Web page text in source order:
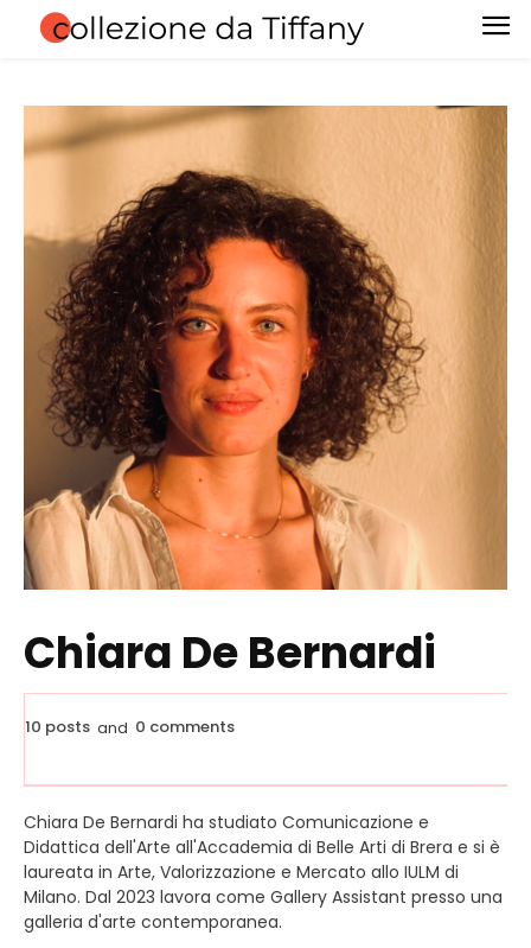
Chiara De Bernardi
10 posts and 0 comments
Chiara De Bernardi ha studiato Comunicazione e
Didattica dell'Arte all'Accademia di Belle Arti di Brera e si è
laureata in Arte, Valorizzazione e Mercato allo IULM di
Milano. Dal 2023 lavora come Gallery Assistant presso una
galleria d'arte contemporanea.